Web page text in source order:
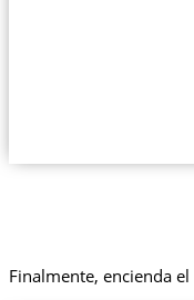
Finalmente, encienda